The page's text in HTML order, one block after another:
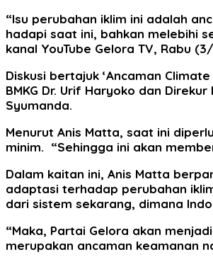
“Isu perubahan iklim ini adalah
hadapi saat ini, bahkan melebihi
kanal YouTube Gelora TV, Rabu
Diskusi bertajuk ‘Ancaman
BMKG Dr. Urif Haryoko dan
Syumanda.
Menurut Anis Matta, saat ini
minim. “Sehingga ini akan
Dalam kaitan ini, Anis Matta
adaptasi terhadap perubahan
dari sistem sekarang, dimana
“Maka, Partai Gelora akan
merupakan ancaman keamanan